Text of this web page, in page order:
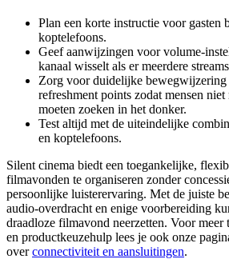
Plan een korte instructie voor gasten
koptelefoons.
Geef aanwijzingen voor volume-
kanaal wisselt als er meerdere
Zorg voor duidelijke bewegwijzering
refreshment points zodat mensen
moeten zoeken in het donker.
Test altijd met de uiteindelijke
en koptelefoons.
Silent cinema biedt een toegankelijke,
filmavonden te organiseren zonder
persoonlijke luisterervaring. Met de juiste
audio-overdracht en enige voorbereiding
draadloze filmavond neerzetten. Voor meer
en productkeuzehulp lees je ook onze
overconnectiviteit en aansluitingen.